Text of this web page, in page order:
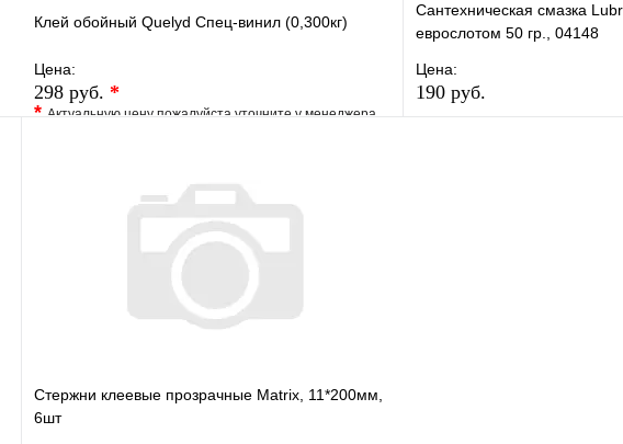
Клей обойный Quelyd Спец-винил (0,300кг)
Цена:
298 руб. *
*Актуальную цену пожалуйста уточните у менеджера
В корзину
Сантехническая смазка
еврослотом 50 гр., 04148
Цена:
190 руб.
Стержни клеевые прозрачные Matrix, 11*200мм,
6шт